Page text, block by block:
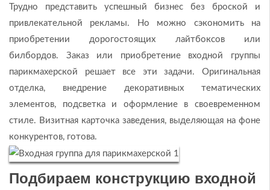
Трудно представить успешный бизнес без броской и
привлекательной рекламы. Но можно сэкономить на
приобретении дорогостоящих лайтбоксов или
билбордов. Заказ или приобретение входной группы
парикмахерской решает все эти задачи. Оригинальная
отделка, внедрение декоративных тематических
элементов, подсветка и оформление в своевременном
стиле. Визитная карточка заведения, выделяющая на фоне
конкурентов, готова.
Подбираем конструкцию входной